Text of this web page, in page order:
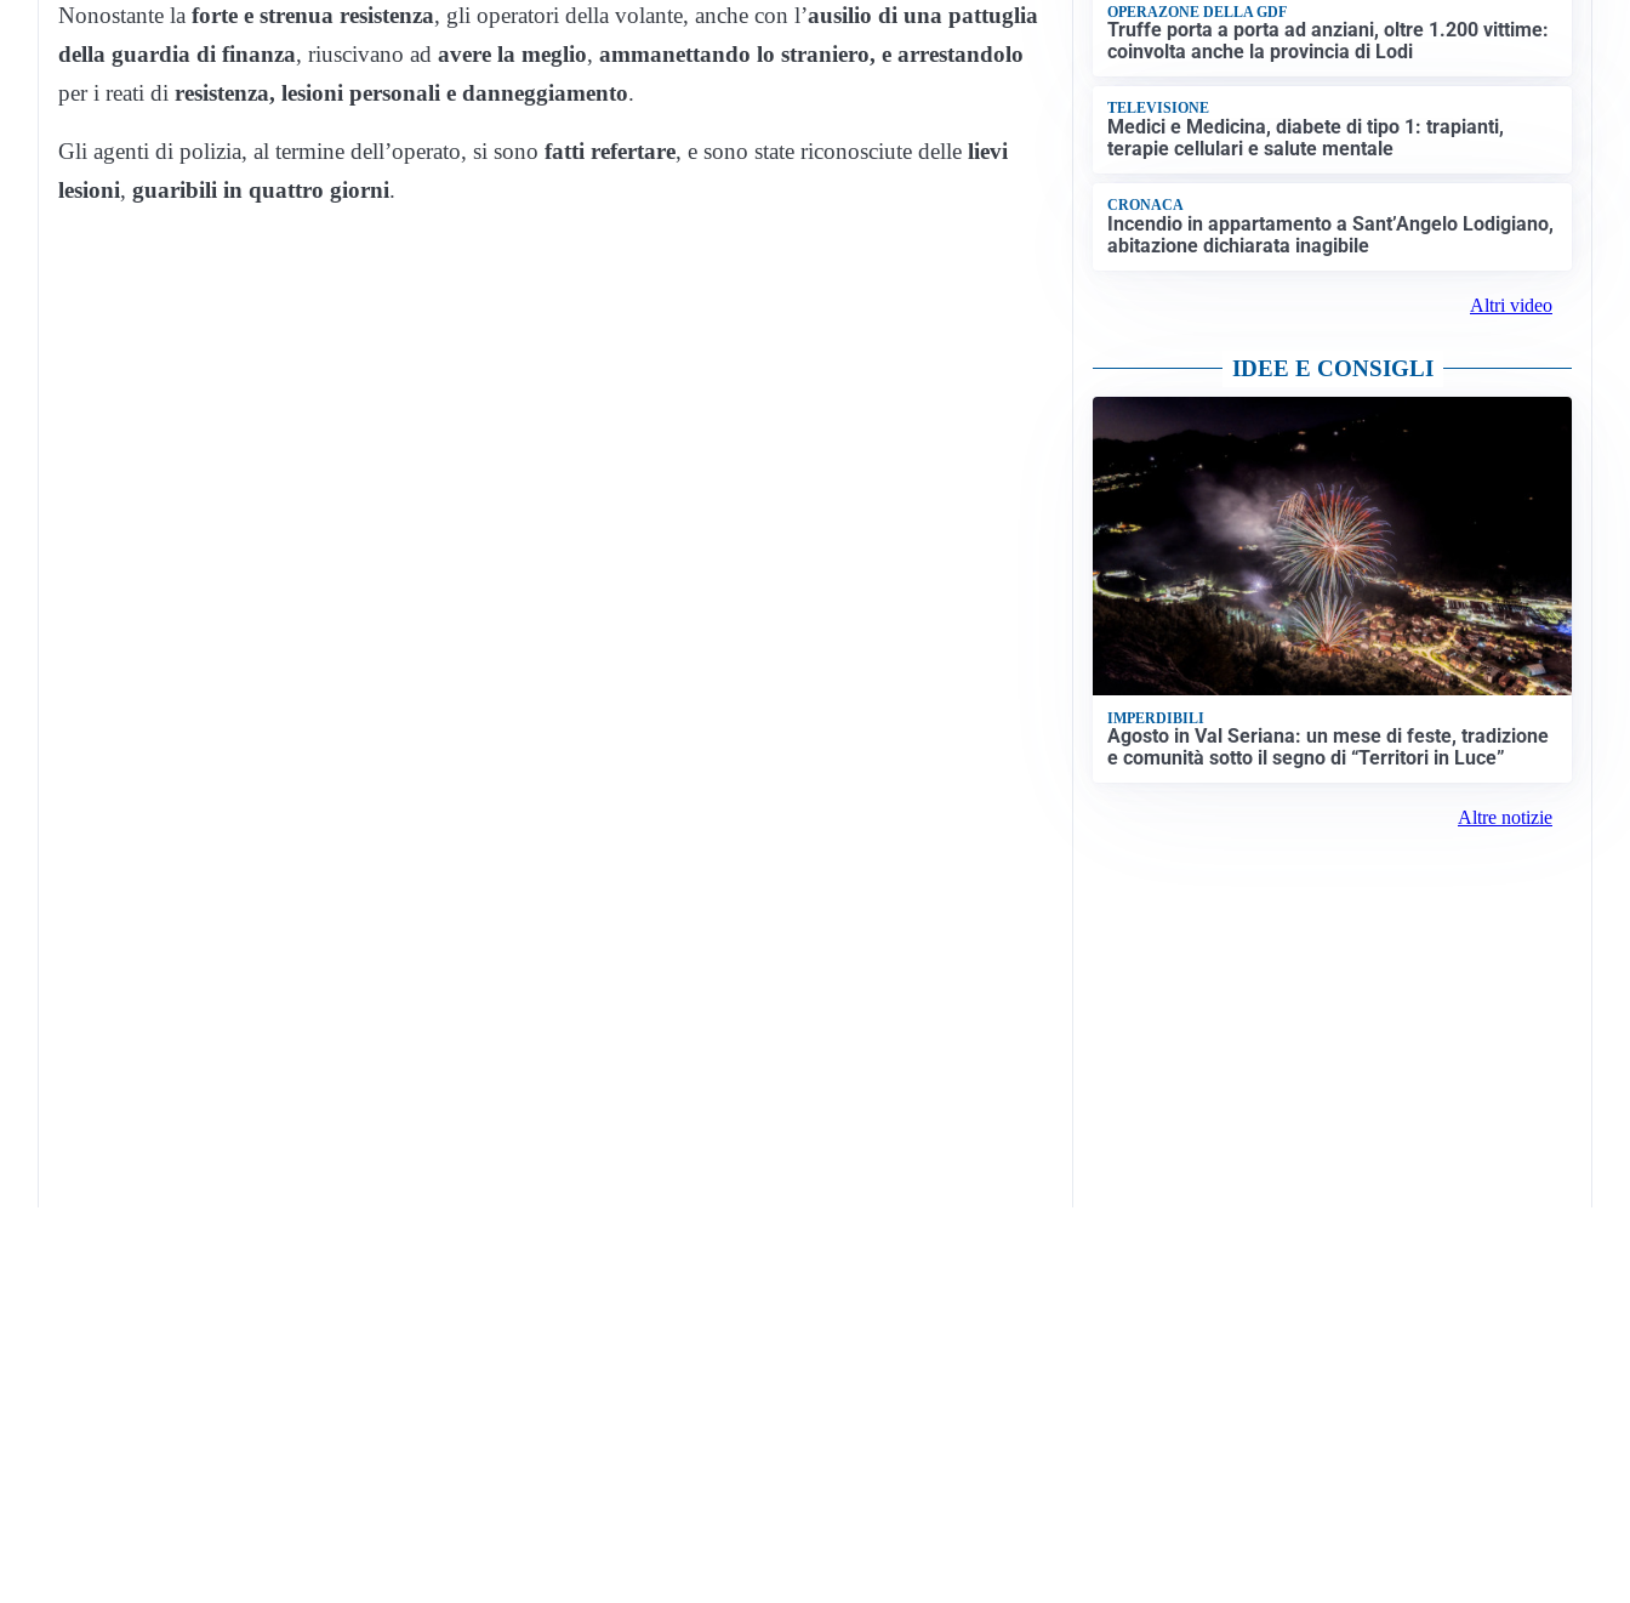
Nonostante la forte e strenua resistenza, gli operatori della volante, anche con l’ausilio di una pattuglia
della guardia di finanza, riuscivano ad avere la meglio, ammanettando lo straniero, e arrestandolo
per i reati di resistenza, lesioni personali e danneggiamento.
Gli agenti di polizia, al termine dell’operato, si sono fatti refertare, e sono state riconosciute delle lievi
lesioni, guaribili in quattro giorni.
OPERAZONE DELLA GDF
Truffe porta a porta ad anziani, oltre 1.200 vittime:
coinvolta anche la provincia di Lodi
TELEVISIONE
Medici e Medicina, diabete di tipo 1: trapianti,
terapie cellulari e salute mentale
CRONACA
Incendio in appartamento a Sant’Angelo Lodigiano,
abitazione dichiarata inagibile
Altri video
IDEE E CONSIGLI
IMPERDIBILI
Agosto in Val Seriana: un mese di feste, tradizione
e comunità sotto il segno di “Territori in Luce”
Altre notizie